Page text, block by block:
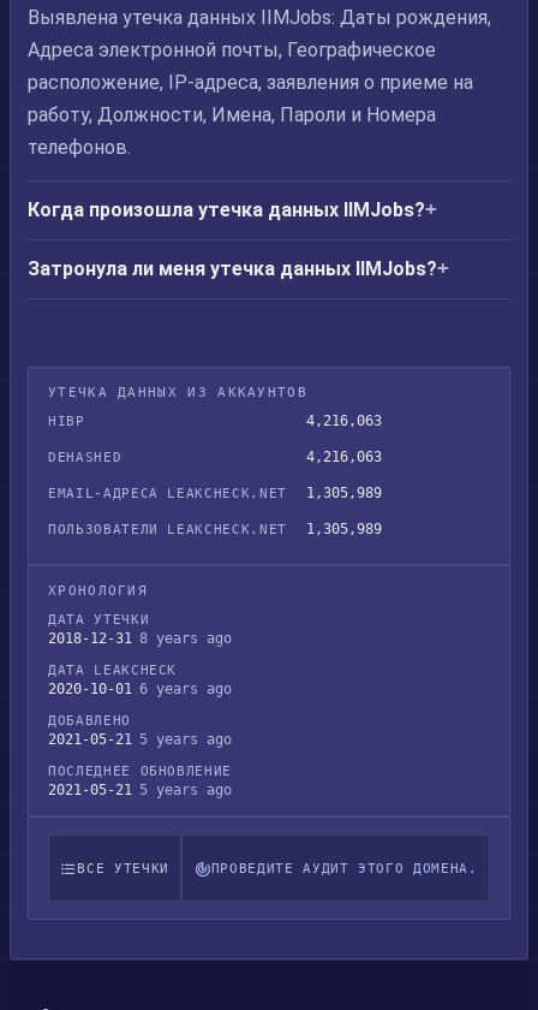
Выявлена утечка данных IIMJobs: Даты рождения,
Адреса электронной почты, Географическое
расположение, IP-адреса, заявления о приеме на
работу, Должности, Имена, Пароли и Номера
телефонов.
Когда произошла утечка данных IIMJobs?
Затронула ли меня утечка данных IIMJobs?
УТЕЧКА ДАННЫХ ИЗ АККАУНТОВ
HIBP
4,216,063
DEHASHED 4,216,063
EMAIL-АДРЕСА LEAKCHECK.NET 1,305,989
ПОЛЬЗОВАТЕЛИ LEAKCHECK.NET 1,305,989
ХРОНОЛОГИЯ
ДАТА УТЕЧКИ
2018-12-31 8 years ago
ДАТА LEAKCHECK
2020-10-01 6 years ago
ДОБАВЛЕНО
2021-05-21 5 years ago
ПОСЛЕДНЕЕ ОБНОВЛЕНИЕ
2021-05-21 5 years ago
ВСЕ УТЕЧКИ ПРОВЕДИТЕ АУДИТ ЭТОГО ДОМЕНА.